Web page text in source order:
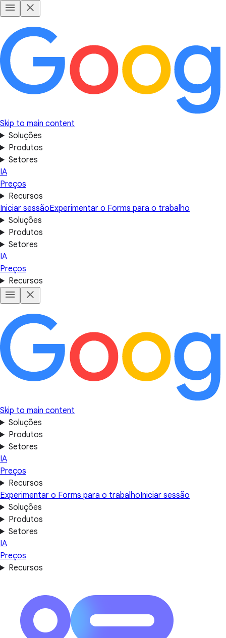
Skip to main content
Soluções
Produtos
Setores
IA
Preços
Recursos
Iniciar sessãoExperimentar o Forms para o trabalho
Soluções
Produtos
Setores
IA
Preços
Recursos
Skip to main content
Soluções
Produtos
Setores
IA
Preços
Recursos
Experimentar o Forms para o trabalhoIniciar sessão
Soluções
Produtos
Setores
IA
Preços
Recursos